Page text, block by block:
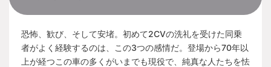
恐怖、歓び、そして安堵。初めて2CVの洗礼を受けた同乗
者がよく経験するのは、この3つの感情だ。登場から70年以
上が経つこの車の多くがいまでも現役で、純真な人たちを怯